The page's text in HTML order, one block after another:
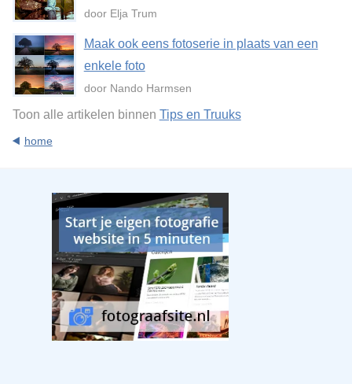
door Elja Trum
Maak ook eens fotoserie in plaats van een
enkele foto
door Nando Harmsen
Toon alle artikelen binnen Tips en Truuks
home